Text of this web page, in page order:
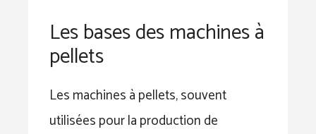
Les bases des machines à
pellets
Les machines à pellets, souvent
utilisées pour la production de